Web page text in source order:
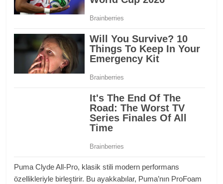
Puma Clyde All-Pro, klasik stili modern performans
özellikleriyle birleştirir. Bu ayakkabılar, Puma’nın ProFoam